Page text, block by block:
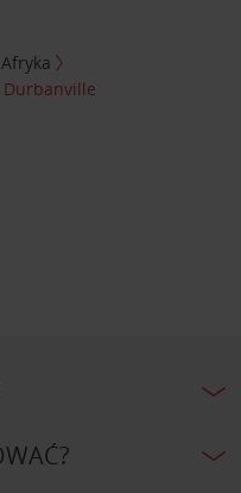
Afryka
Durbanville